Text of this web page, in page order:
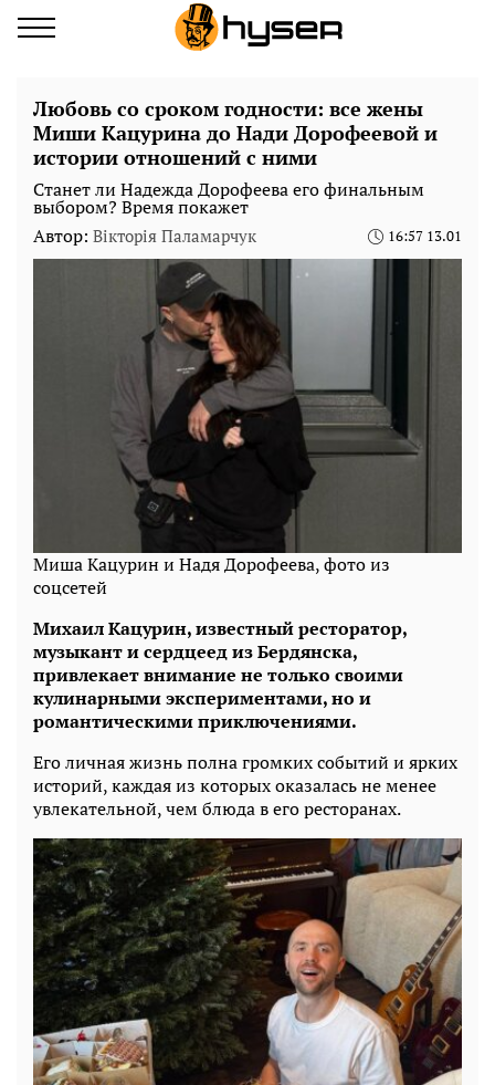
Любовь со сроком годности: все жены
Миши Кацурина до Нади Дорофеевой и
истории отношений с ними
Станет ли Надежда Дорофеева его финальным
выбором? Время покажет
Автор: Вікторія Паламарчук 16:57 13.01
Миша Кацурин и Надя Дорофеева, фото из
соцсетей
Михаил Кацурин, известный ресторатор,
музыкант и сердцеед из Бердянска,
привлекает внимание не только своими
кулинарными экспериментами, но и
романтическими приключениями.
Его личная жизнь полна громких событий и ярких
историй, каждая из которых оказалась не менее
увлекательной, чем блюда в его ресторанах.